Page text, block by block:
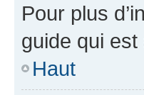
Pour plus
guide qui
Haut